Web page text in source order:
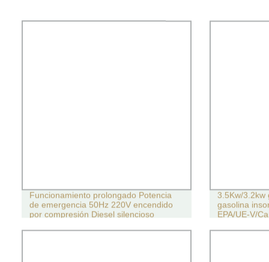
Funcionamiento prolongado Potencia
de emergencia 50Hz 220V encendido
por compresión Diesel silencioso
3.5Kw/3.2kw
gasolina
EPA/UE-V/